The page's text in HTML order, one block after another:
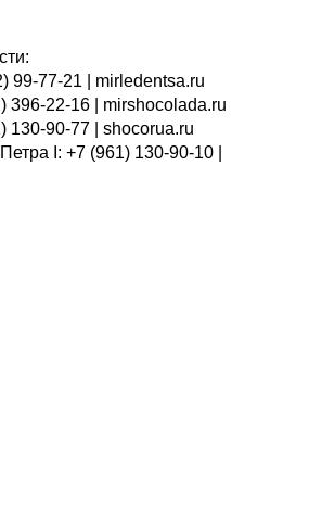
99-77-21 | mirledentsa.ru
396-22-16 | mirshocolada.ru
130-90-77 | shocorua.ru
I: +7 (961) 130-90-10 |